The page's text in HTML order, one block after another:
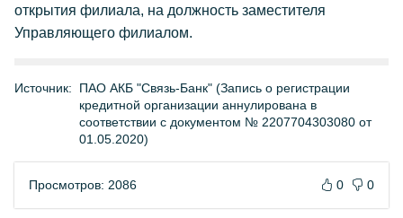
открытия филиала, на должность заместителя
Управляющего филиалом.
Источник:
ПАО АКБ "Связь-Банк" (Запись о регистрации
кредитной организации аннулирована в
соответствии с документом № 2207704303080 от
01.05.2020)
Просмотров: 2086 0 0